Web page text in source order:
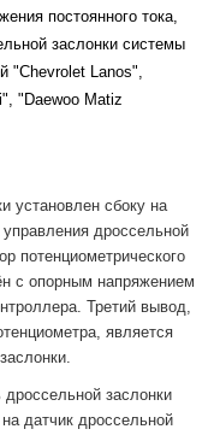
постоянного тока,
заслонки системы
"Chevrolet Lanos",
"Daewoo Matiz
установлен сбоку на
дроссельной
потенциометрического
с опорным напряжением
Третий вывод,
является
заслонки
датчик дроссельной